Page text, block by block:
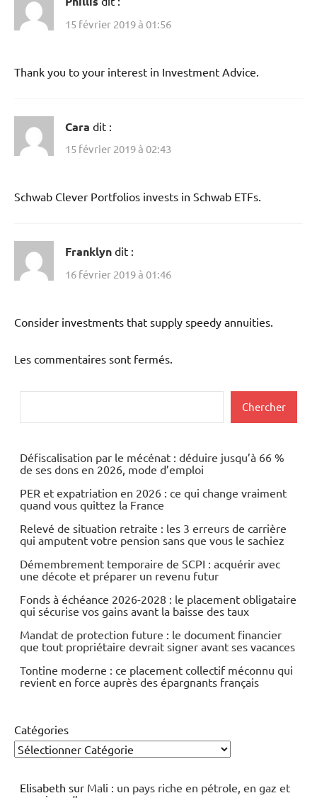
15 février 2019 à 01:56
Thank you to your interest in Investment Advice.
Cara dit :
15 février 2019 à 02:43
Schwab Clever Portfolios invests in Schwab ETFs.
Franklyn dit :
16 février 2019 à 01:46
Consider investments that supply speedy annuities.
Les commentaires sont fermés.
Chercher
Défiscalisation par le mécénat : déduire jusqu’à 66 %
de ses dons en 2026, mode d’emploi
PER et expatriation en 2026 : ce qui change vraiment
quand vous quittez la France
Relevé de situation retraite : les 3 erreurs de carrière
qui amputent votre pension sans que vous le sachiez
Démembrement temporaire de SCPI : acquérir avec
une décote et préparer un revenu futur
Fonds à échéance 2026-2028 : le placement obligataire
qui sécurise vos gains avant la baisse des taux
Mandat de protection future : le document financier
que tout propriétaire devrait signer avant ses vacances
Tontine moderne : ce placement collectif méconnu qui
revient en force auprès des épargnants français
Catégories
Elisabeth sur Mali : un pays riche en pétrole, en gaz et